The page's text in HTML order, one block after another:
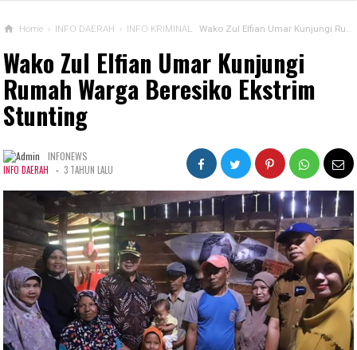
Home › INFO DAERAH › INFO KRIMINAL Wako Zul Elfian Umar Kunjungi Rumah Warga Beresiko Ekstrim Stunting
Wako Zul Elfian Umar Kunjungi
Rumah Warga Beresiko Ekstrim
Stunting
INFONEWS
INFO DAERAH - 3 TAHUN LALU